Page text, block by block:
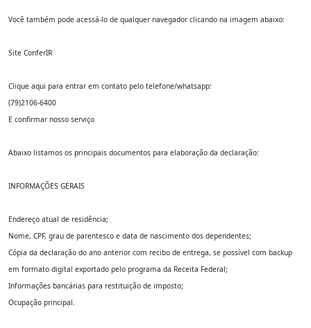
Você também pode acessá-lo de qualquer navegador clicando na imagem abaixo:
Site ConferIR
Clique aqui para entrar em contato pelo telefone/whatsapp:
(79)2106-6400
E confirmar nosso serviço
Abaixo listamos os principais documentos para elaboração da declaração:
INFORMAÇÕES GERAIS
Endereço atual de residência;
Nome, CPF, grau de parentesco e data de nascimento dos dependentes;
Cópia da declaração do ano anterior com recibo de entrega, se possível com backup
em formato digital exportado pelo programa da Receita Federal;
Informações bancárias para restituição de imposto;
Ocupação principal.